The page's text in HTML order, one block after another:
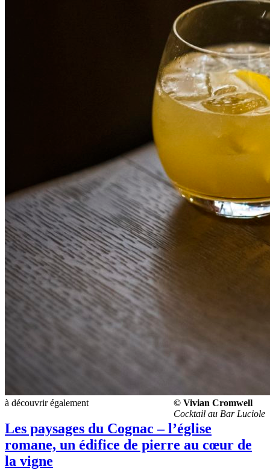
© Vivian Cromwell
Cocktail au Bar Luciole
à découvrir également
Les paysages du Cognac – l’église
romane, un édifice de pierre au cœur de
la vigne